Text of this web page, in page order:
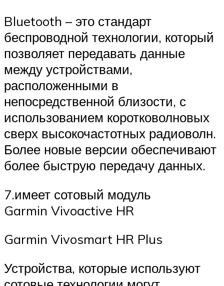
Bluetooth – это стандарт
беспроводной технологии, который
позволяет передавать данные
между устройствами,
расположенными в
непосредственной близости, с
использованием коротковолновых
сверх высокочастотных радиоволн.
Более новые версии обеспечивают
более быструю передачу данных.
7.имеет сотовый модуль
Garmin Vivoactive HR
Garmin Vivosmart HR Plus
Устройства, которые используют